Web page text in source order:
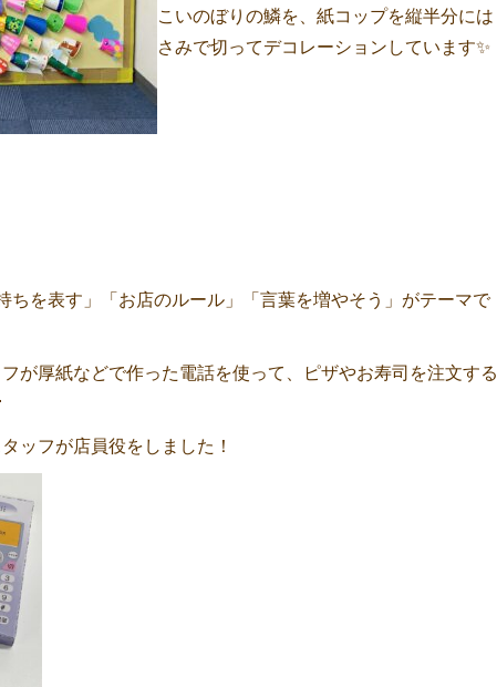
こいのぼりの鱗を、紙コップを縦半分には
さみで切ってデコレーションしています✨
ちを表す」「お店のルール」「言葉を増やそう」がテーマで
フが厚紙などで作った電話を使って、ピザやお寿司を注文する
ッフが店員役をしました！